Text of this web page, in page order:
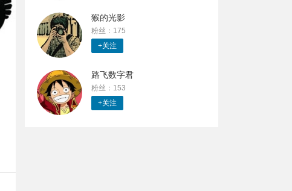
猴的光影
粉丝：175
+关注
路飞数字君
粉丝：153
+关注